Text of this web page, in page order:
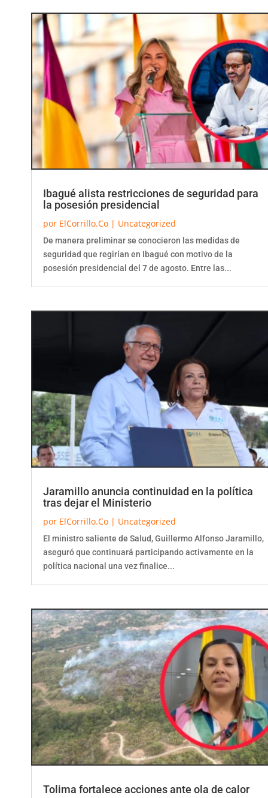
Ibagué alista restricciones de seguridad para
la posesión presidencial
por ElCorrillo.Co | Uncategorized
De manera preliminar se conocieron las medidas de
seguridad que regirían en Ibagué con motivo de la
posesión presidencial del 7 de agosto. Entre las...
Jaramillo anuncia continuidad en la política
tras dejar el Ministerio
por ElCorrillo.Co | Uncategorized
El ministro saliente de Salud, Guillermo Alfonso Jaramillo,
aseguró que continuará participando activamente en la
política nacional una vez finalice...
Tolima fortalece acciones ante ola de calor